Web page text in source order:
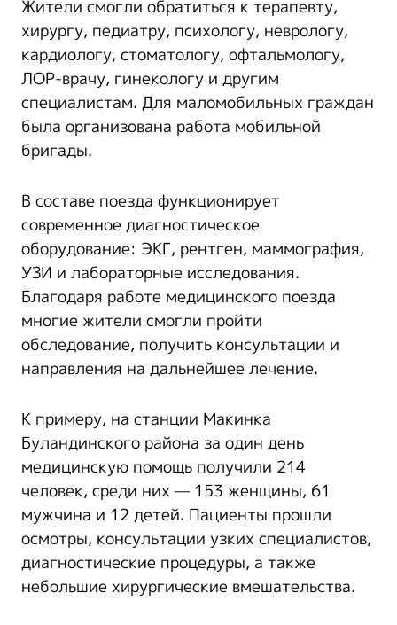
Жители смогли обратиться к терапевту,
хирургу, педиатру, психологу, неврологу,
кардиологу, стоматологу, офтальмологу,
ЛОР-врачу, гинекологу и другим
специалистам. Для маломобильных граждан
была организована работа мобильной
бригады.
В составе поезда функционирует
современное диагностическое
оборудование: ЭКГ, рентген, маммография,
УЗИ и лабораторные исследования.
Благодаря работе медицинского поезда
многие жители смогли пройти
обследование, получить консультации и
направления на дальнейшее лечение.
К примеру, на станции Макинка
Буландинского района за один день
медицинскую помощь получили 214
человек, среди них — 153 женщины, 61
мужчина и 12 детей. Пациенты прошли
осмотры, консультации узких специалистов,
диагностические процедуры, а также
небольшие хирургические вмешательства.